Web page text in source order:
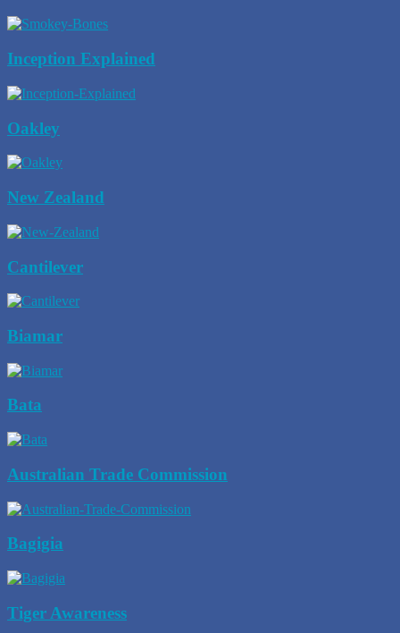
Inception Explained
Oakley
New Zealand
Cantilever
Biamar
Bata
Australian Trade Commission
Bagigia
Tiger Awareness